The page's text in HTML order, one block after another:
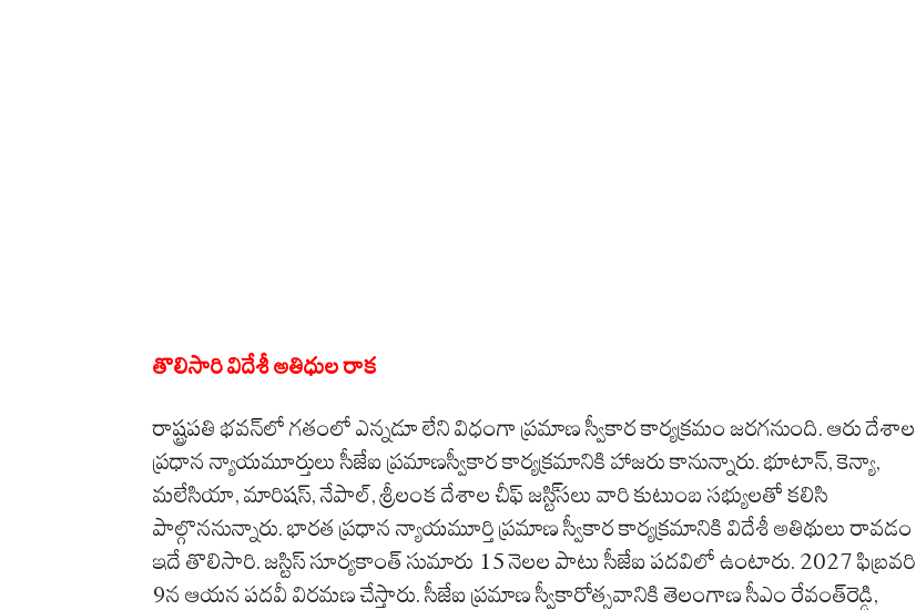
తొలిసారి విదేశీ అతిధుల రాక
రాష్ట్రపతి భవన్‌లో గతంలో ఎన్నడూ లేని విధంగా ప్రమాణ స్వీకార కార్యక్రమం జరగనుంది. ఆరు దేశాల
ప్రధాన న్యాయమూర్తులు సీజేఐ ప్రమాణస్వీకార కార్యక్రమానికి హాజరు కానున్నారు. భూటాన్‌, కెన్యా,
మలేసియా, మారిషస్‌, నేపాల్‌, శ్రీలంక దేశాల చీఫ్‌ జస్టి్‌సలు వారి కుటుంబ సభ్యులతో కలిసి
పాల్గొననున్నారు. భారత ప్రధాన న్యాయమూర్తి ప్రమాణ స్వీకార కార్యక్రమానికి విదేశీ అతిథులు రావడం
ఇదే తొలిసారి. జస్టిస్‌ సూర్యకాంత్‌ సుమారు 15 నెలల పాటు సీజేఐ పదవిలో ఉంటారు. 2027 ఫిబ్రవరి
9న ఆయన పదవీ విరమణ చేస్తారు. సీజేఐ ప్రమాణ స్వీకారోత్సవానికి తెలంగాణ సీఎం రేవంత్‌రెడ్డి,